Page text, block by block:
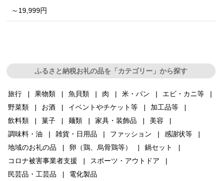
～19,999円
ふるさと納税お礼の品を「カテゴリー」から探す
旅行 果物類 魚貝類 肉 米・パン
エビ・カニ等
野菜類
お酒 イベントやチケット等
加工品等
飲料類
菓子 麺類 家具・装飾品
美容
調味料・油
雑貨・日用品 ファッション
感謝状等
地域のお礼の品
卵（鶏、烏骨鶏等）
鍋セット
コロナ被害事業者支援
スポーツ・アウトドア
民芸品・工芸品
電化製品